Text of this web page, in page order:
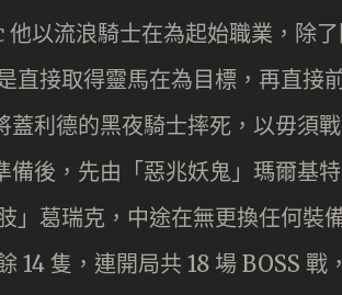
以流浪騎士在為起始職業，除
直接取得靈馬在為目標，再直接
蓋利德的黑夜騎士摔死，以毋須
備後，先由「惡兆妖鬼」瑪爾基
」葛瑞克，中途在無更換任何裝
14 隻，連開局共 18 場 BOSS